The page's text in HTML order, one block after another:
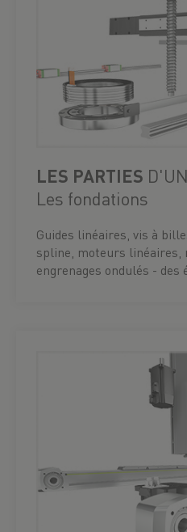
LES PARTIES
Les fondations
Guides linéaires, vis à
spline, moteurs linéaires,
engrenages ondulés - des